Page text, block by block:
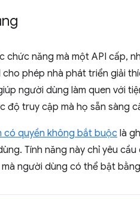
chức năng mà một API cấp,
phép nhà phát triển giải
người dùng làm quen với
độ truy cập mà họ sẵn sàng
có quyền không bắt buộc là
Tính năng này chỉ yêu cầu
người dùng có thể bật